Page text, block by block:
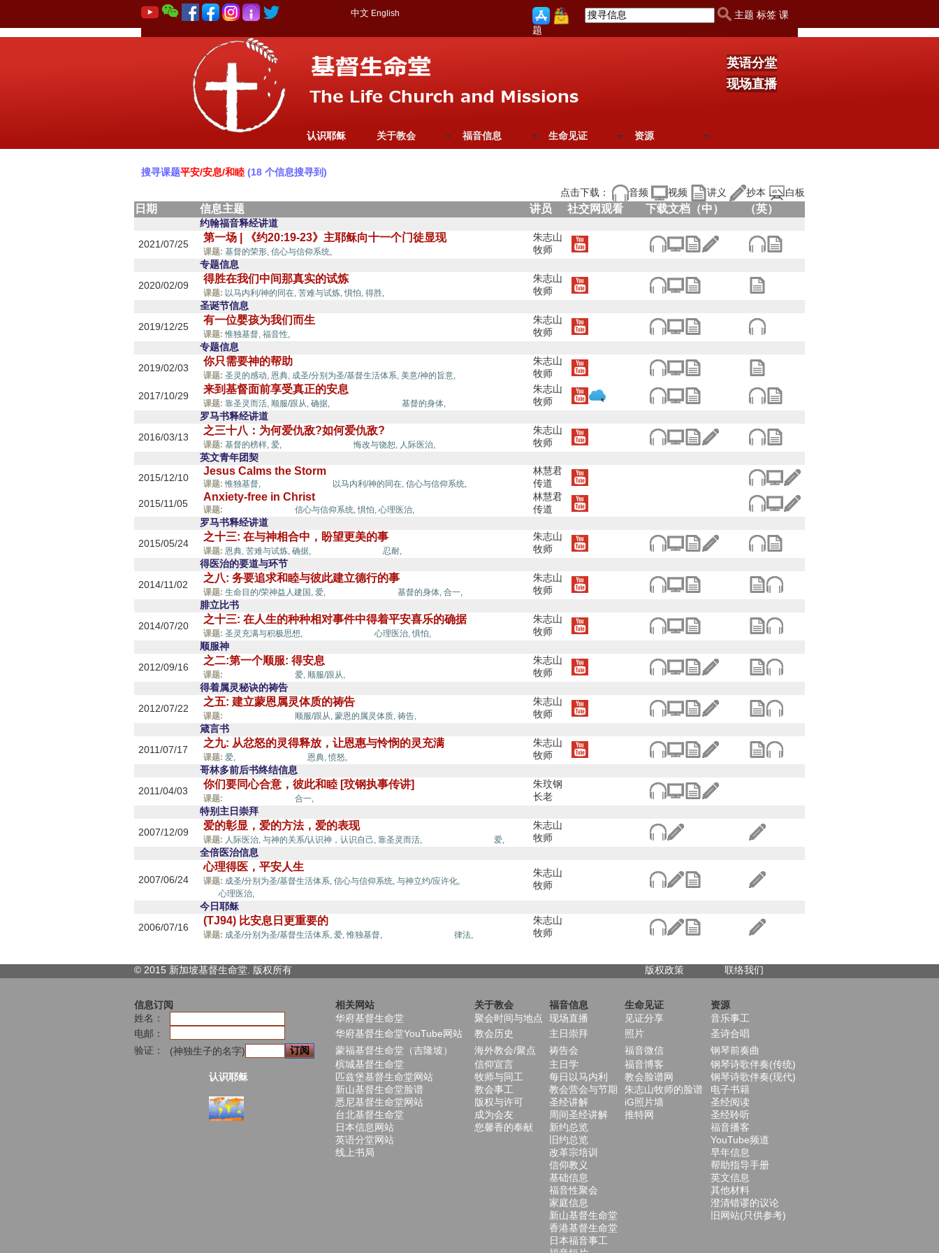
中文 English
主题 标签 课
题
英语分堂
现场直播
认识耶稣 关于教会 福音信息 生命见证 资源
搜寻课题平安/安息/和睦 (18 个信息搜寻到)
点击下载：
音频 视频 讲义 抄本 白板
日期 信息主题 讲员 社交网观看 下载文档（中） （英）
约翰福音释经讲道
2021/07/25
第一场 | 《约20:19-23》主耶稣向十一个门徒显现
课题: 基督的荣形, 信心与信仰系统,
朱志山
牧师
专题信息
2020/02/09
得胜在我们中间那真实的试炼
课题: 以马内利/神的同在, 苦难与试炼,惧怕, 得胜,
朱志山
牧师
圣诞节信息
2019/12/25
有一位婴孩为我们而生
课题:惟独基督, 福音性,
朱志山
牧师
专题信息
2019/02/03
你只需要神的帮助
课题: 圣灵的感动, 恩典, 成圣/分别为圣/基督生活体系, 美意/神的旨意,
朱志山
牧师
2017/10/29
来到基督面前享受真正的安息
课题: 靠圣灵而活, 顺服/跟从, 确据, 基督的身体,
朱志山
牧师
罗马书释经讲道
2016/03/13
之三十八：为何爱仇敌?如何爱仇敌?
课题: 基督的榜样, 爱, 悔改与饶恕, 人际医治,
朱志山
牧师
英文青年团契
2015/12/10
Jesus Calms the Storm
课题:惟独基督, 以马内利/神的同在, 信心与信仰系统,
林慧君
传道
2015/11/05
Anxiety-free in Christ
课题: 信心与信仰系统,惧怕, 心理医治,
林慧君
传道
罗马书释经讲道
2015/05/24
之十三: 在与神相合中，盼望更美的事
课题: 恩典, 苦难与试炼, 确据, 忍耐,
朱志山
牧师
得医治的要道与环节
2014/11/02
之八: 务要追求和睦与彼此建立德行的事
课题: 生命目的/荣神益人建国, 爱, 基督的身体, 合一,
朱志山
牧师
腓立比书
2014/07/20
之十三: 在人生的种种相对事件中得着平安喜乐的确据
课题: 圣灵充满与积极思想, 心理医治,惧怕,
朱志山
牧师
顺服神
2012/09/16
之二:第一个顺服: 得安息
课题: 爱, 顺服/跟从,
朱志山
牧师
得着属灵秘诀的祷告
2012/07/22
之五: 建立蒙恩属灵体质的祷告
课题: 顺服/跟从, 蒙恩的属灵体质, 祷告,
朱志山
牧师
箴言书
2011/07/17
之九: 从忿怒的灵得释放，让恩惠与怜悯的灵充满
课题: 爱, 恩典, 愤怒,
朱志山
牧师
哥林多前后书终结信息
2011/04/03
你们要同心合意，彼此和睦 [玟钢执事传讲]
课题: 合一,
朱玟钢
长老
特别主日崇拜
2007/12/09
爱的彰显，爱的方法，爱的表现
课题: 人际医治, 与神的关系/认识神，认识自己, 靠圣灵而活, 爱,
朱志山
牧师
全倍医治信息
2007/06/24
心理得医，平安人生
课题: 成圣/分别为圣/基督生活体系, 信心与信仰系统, 与神立约/应许化,
心理医治,
朱志山
牧师
今日耶稣
2006/07/16
(TJ94) 比安息日更重要的
课题: 成圣/分别为圣/基督生活体系, 爱,惟独基督, 律法,
朱志山
牧师
© 2015 新加坡基督生命堂. 版权所有 版权政策 联络我们
信息订阅 相关网站 关于教会 福音信息 生命见证
资源
姓名：
华府基督生命堂 聚会时间与地点 现场直播 见证分享
音乐事工
电邮：
华府基督生命堂YouTube网站 教会历史 主日崇拜 照片
圣诗合唱
验证：
(神独生子的名字) 蒙福基督生命堂（吉隆坡） 海外教会/聚点 祷告会 福音微信
钢琴前奏曲
槟城基督生命堂
信仰宣言 主日学 福音博客
钢琴诗歌伴奏(传统)
认识耶稣
匹兹堡基督生命堂网站 牧师与同工 每日以马内利 教会脸谱网
钢琴诗歌伴奏(现代)
新山基督生命堂脸谱
教会事工 教会营会与节期 朱志山牧师的脸谱
电子书籍
悉尼基督生命堂网站
版权与许可 圣经讲解 iG照片墙
圣经阅读
台北基督生命堂
成为会友 周间圣经讲解 推特网
圣经聆听
日本信息网站
您馨香的奉献 新约总览
福音播客
英语分堂网站
旧约总览
YouTube频道
线上书局
改革宗培训
早年信息
信仰教义
帮助指导手册
基础信息
英文信息
福音性聚会
其他材料
家庭信息
澄清错谬的议论
新山基督生命堂
旧网站(只供参考)
香港基督生命堂
日本福音事工